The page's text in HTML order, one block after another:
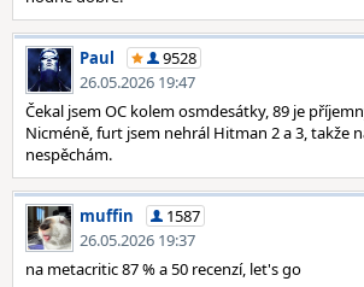
Paul
9528
26.05.2026 19:47
Čekal jsem OC kolem osmdesátky, 89 je
Nicméně, furt jsem nehrál Hitman 2 a 3, takže
nespěchám.
muffin
1587
26.05.2026 19:37
na metacritic 87 % a 50 recenzí, let's go